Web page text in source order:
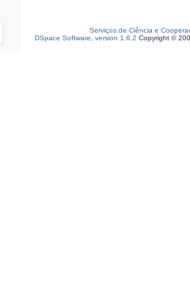
Serviços de Ciência e
DSpace Software, version 1.6.2 Copyright ©